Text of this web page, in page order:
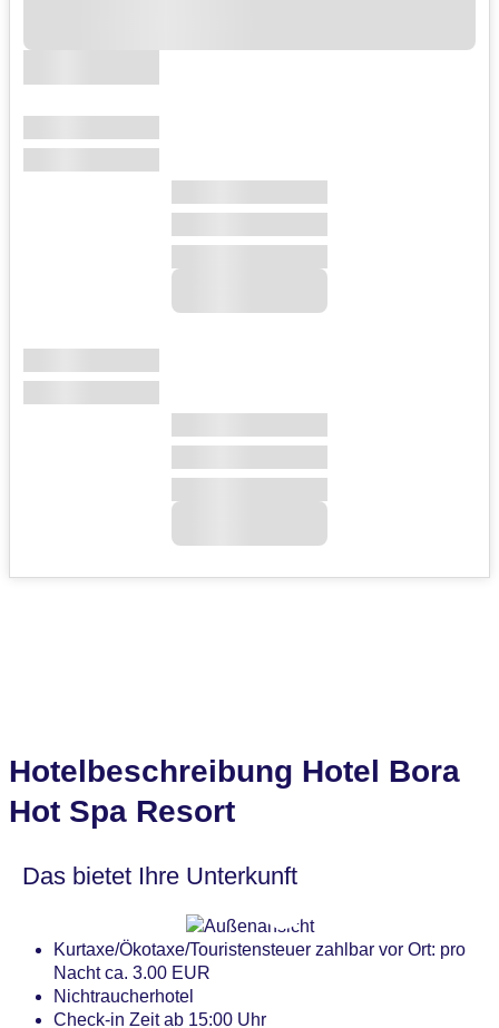
Hotelbeschreibung Hotel Bora
Hot Spa Resort
Das bietet Ihre Unterkunft
Kurtaxe/Ökotaxe/Touristensteuer zahlbar vor Ort: pro
Nacht ca. 3.00 EUR
Nichtraucherhotel
Check-in Zeit ab 15:00 Uhr